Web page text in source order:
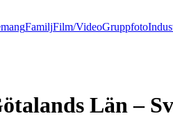
FamiljFilm/VideoGruppfoto
Län–